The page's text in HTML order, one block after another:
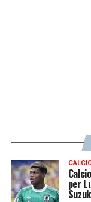
per